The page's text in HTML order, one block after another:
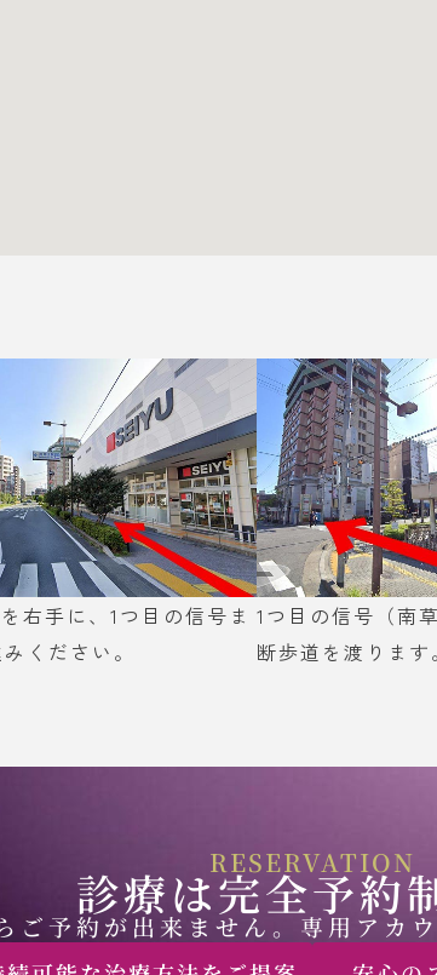
右手に、1つ目の信号ま
ください。
1つ目の信号（南
断歩道を渡ります
RESERVATION
診療は完全予約
予約が出来ません。専用アカ